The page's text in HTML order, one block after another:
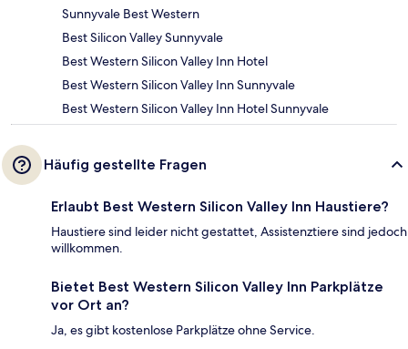
Sunnyvale Best Western
Best Silicon Valley Sunnyvale
Best Western Silicon Valley Inn Hotel
Best Western Silicon Valley Inn Sunnyvale
Best Western Silicon Valley Inn Hotel Sunnyvale
Häufig gestellte Fragen
Erlaubt Best Western Silicon Valley Inn Haustiere?
Haustiere sind leider nicht gestattet, Assistenztiere sind jedoch
willkommen.
Bietet Best Western Silicon Valley Inn Parkplätze
vor Ort an?
Ja, es gibt kostenlose Parkplätze ohne Service.